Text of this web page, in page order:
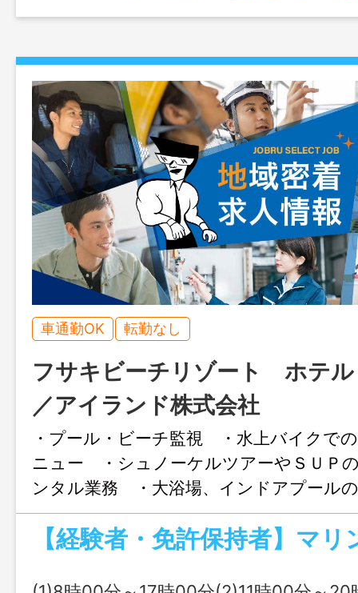
車通勤OK 転勤なし
フサキビーチリゾート ホテル
／アイランド株式会社
・プール・ビーチ監視 ・水上バイクで
ニュー ・シュノーケルツアーやＳＵＰ
ンタル業務 ・大浴場、インドアプール
の他付随する業務 変更範囲：本人
社の定める業務全て